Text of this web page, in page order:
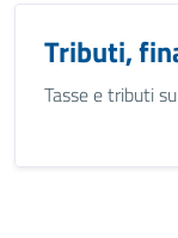
Tributi,
Tasse e tributi